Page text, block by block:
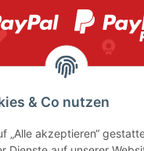
& Co nutzen
„Alle akzeptieren“